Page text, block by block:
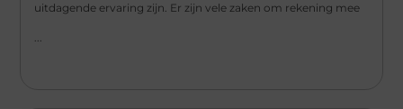
uitdagende ervaring zijn. Er zijn vele zaken om rekening mee